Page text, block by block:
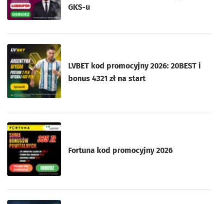
GKS-u
LVBET kod promocyjny 2026: 20BEST i
bonus 4321 zł na start
Fortuna kod promocyjny 2026